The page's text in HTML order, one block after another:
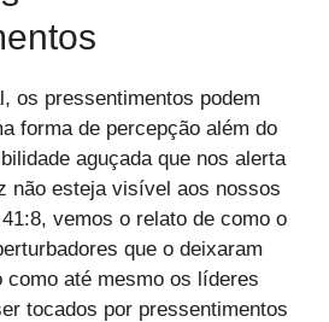
os pressentimentos podem
forma de percepção além do
aguçada que nos alerta
não esteja visível aos nossos
vemos o relato de como o
que o deixaram
como até mesmo os líderes
tocados por pressentimentos